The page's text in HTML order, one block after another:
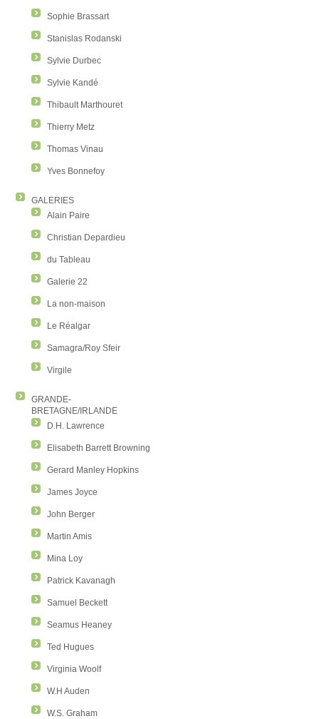
Sophie Brassart
Stanislas Rodanski
Sylvie Durbec
Sylvie Kandé
Thibault Marthouret
Thierry Metz
Thomas Vinau
Yves Bonnefoy
GALERIES
Alain Paire
Christian Depardieu
du Tableau
Galerie 22
La non-maison
Le Réalgar
Samagra/Roy Sfeir
Virgile
GRANDE-
BRETAGNE/IRLANDE
D.H. Lawrence
Elisabeth Barrett Browning
Gerard Manley Hopkins
James Joyce
John Berger
Martin Amis
Mina Loy
Patrick Kavanagh
Samuel Beckett
Seamus Heaney
Ted Hugues
Virginia Woolf
W.H Auden
W.S. Graham